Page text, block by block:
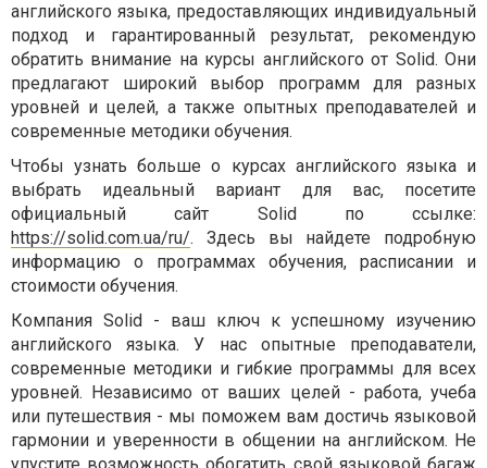
английского языка, предоставляющих индивидуальный
подход и гарантированный результат, рекомендую
обратить внимание на курсы английского от Solid. Они
предлагают широкий выбор программ для разных
уровней и целей, а также опытных преподавателей и
современные методики обучения.
Чтобы узнать больше о курсах английского языка и
выбрать идеальный вариант для вас, посетите
официальный сайт Solid по ссылке:
https://solid.com.ua/ru/. Здесь вы найдете подробную
информацию о программах обучения, расписании и
стоимости обучения.
Компания Sоlid - ваш ключ к успешному изучению
английского языка. У нас опытные преподаватели,
современные методики и гибкие программы для всех
уровней. Независимо от ваших целей - работа, учеба
или путешествия - мы поможем вам достичь языковой
гармонии и уверенности в общении на английском. Не